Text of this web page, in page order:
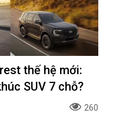
thế hệ mới:
SUV 7 chỗ?
260